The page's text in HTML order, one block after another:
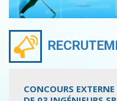
CONCOURS